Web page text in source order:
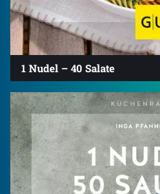
1 Nudel – 40 Salate